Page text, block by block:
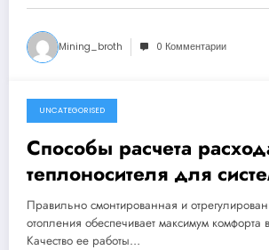
Mining_broth 0 Комментарии
4 ноября 2024
UNCATEGORISED
Способы расчета
теплоносителя для
отопления
Правильно смонтированная и
отопления обеспечивает максимум комфорта
Качество ее работы…